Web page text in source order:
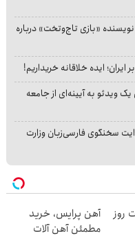
«بازی تاج‌وتخت» درباره
ایده خلاقانه خریداریم!
ویدئو به آیینه‌ای از جامعه
سخنگوی فارسی‌زبان وزارت
روز
آهن پرایس، خرید
مطمئن آهن آلات